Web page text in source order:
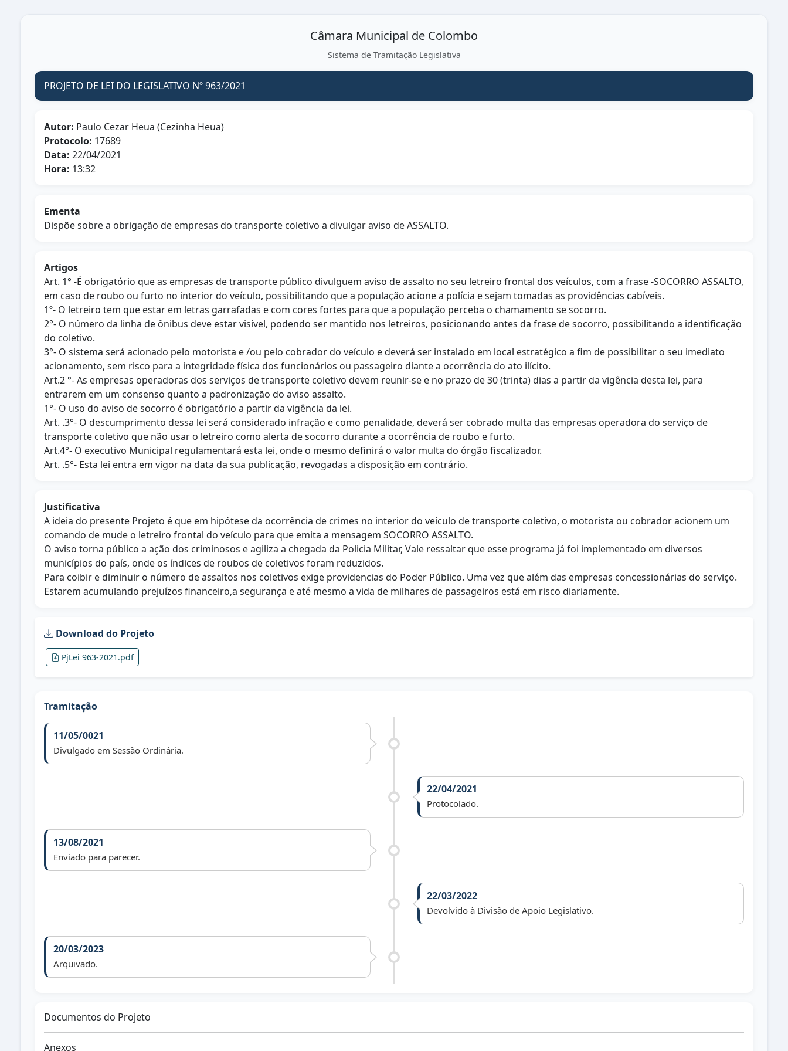
Câmara Municipal de Colombo
Sistema de Tramitação Legislativa
PROJETO DE LEI DO LEGISLATIVO Nº 963/2021
Autor: Paulo Cezar Heua (Cezinha Heua)
Protocolo: 17689
Data: 22/04/2021
Hora: 13:32
Ementa
Dispõe sobre a obrigação de empresas do transporte coletivo a divulgar aviso de ASSALTO.
Artigos
Art. 1° -É obrigatório que as empresas de transporte público divulguem aviso de assalto no seu letreiro frontal dos veículos, com a frase -SOCORRO ASSALTO,
em caso de roubo ou furto no interior do veículo, possibilitando que a população acione a polícia e sejam tomadas as providências cabíveis.
1º- O letreiro tem que estar em letras garrafadas e com cores fortes para que a população perceba o chamamento se socorro.
2°- O número da linha de ônibus deve estar visível, podendo ser mantido nos letreiros, posicionando antes da frase de socorro, possibilitando a identificação
do coletivo.
3°- O sistema será acionado pelo motorista e /ou pelo cobrador do veículo e deverá ser instalado em local estratégico a fim de possibilitar o seu imediato
acionamento, sem risco para a integridade física dos funcionários ou passageiro diante a ocorrência do ato ilícito.
Art.2 °- As empresas operadoras dos serviços de transporte coletivo devem reunir-se e no prazo de 30 (trinta) dias a partir da vigência desta lei, para
entrarem em um consenso quanto a padronização do aviso assalto.
1°- O uso do aviso de socorro é obrigatório a partir da vigência da lei.
Art. .3°- O descumprimento dessa lei será considerado infração e como penalidade, deverá ser cobrado multa das empresas operadora do serviço de
transporte coletivo que não usar o letreiro como alerta de socorro durante a ocorrência de roubo e furto.
Art.4°- O executivo Municipal regulamentará esta lei, onde o mesmo definirá o valor multa do órgão fiscalizador.
Art. .5°- Esta lei entra em vigor na data da sua publicação, revogadas a disposição em contrário.
Justificativa
A ideia do presente Projeto é que em hipótese da ocorrência de crimes no interior do veículo de transporte coletivo, o motorista ou cobrador acionem um
comando de mude o letreiro frontal do veículo para que emita a mensagem SOCORRO ASSALTO.
O aviso torna público a ação dos criminosos e agiliza a chegada da Policia Militar, Vale ressaltar que esse programa já foi implementado em diversos
municípios do país, onde os índices de roubos de coletivos foram reduzidos.
Para coibir e diminuir o número de assaltos nos coletivos exige providencias do Poder Público. Uma vez que além das empresas concessionárias do serviço.
Estarem acumulando prejuízos financeiro,a segurança e até mesmo a vida de milhares de passageiros está em risco diariamente.
Download do Projeto
PjLei 963-2021.pdf
Tramitação
11/05/0021
Divulgado em Sessão Ordinária.
22/04/2021
Protocolado.
13/08/2021
Enviado para parecer.
22/03/2022
Devolvido à Divisão de Apoio Legislativo.
20/03/2023
Arquivado.
Documentos do Projeto
Anexos